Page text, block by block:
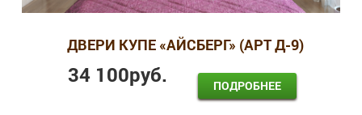
ДВЕРИ КУПЕ «АЙСБЕРГ» (АРТ Д-9)
34 100руб. ПОДРОБНЕЕ